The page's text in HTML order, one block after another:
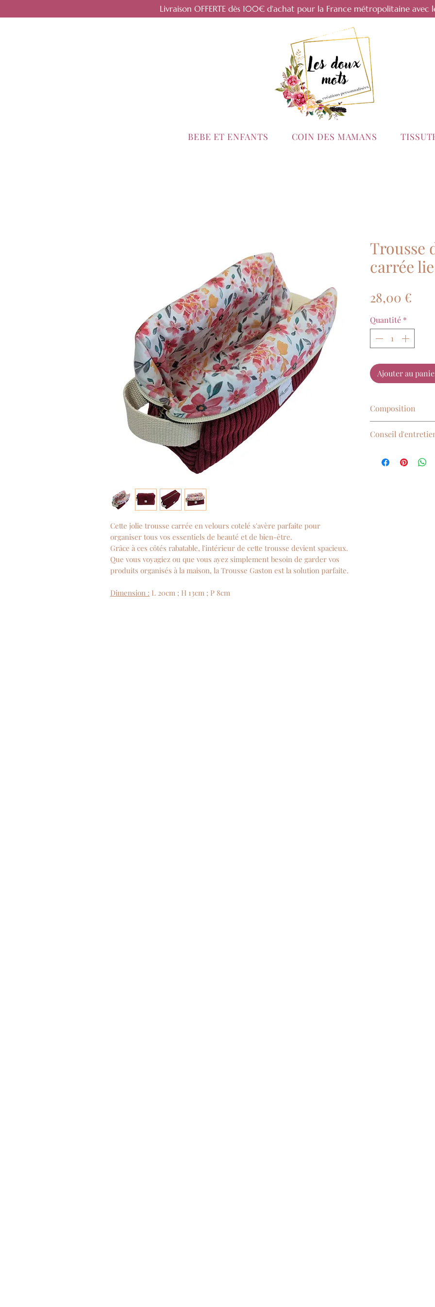
Livraison OFFERTE dès 100€ d'achat pour la France métropolitaine avec
BEBE ET ENFANTS COIN DES MAMANS
Cette jolie trousse carrée en velours cotelé s'avère parfaite pour
organiser tous vos essentiels de beauté et de bien-être.
Grâce à ces côtés rabatable, l'intérieur de cette trousse devient spacieux.
Que vous voyagiez ou que vous ayez simplement besoin de garder vos
produits organisés à la maison, la Trousse Gaston est la solution parfaite.
Dimension : L 20cm ; H 13cm ; P 8cm
Trousse
carrée
28,00 €
Quantité *
Ajouter au
Composition
Conseil